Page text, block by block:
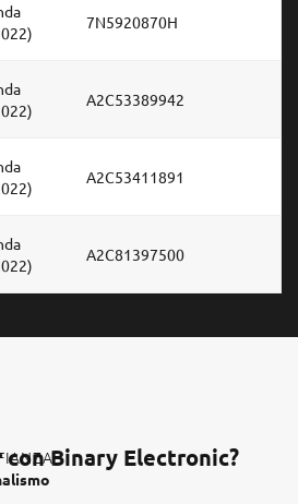
7N5920870H
A2C53389942
A2C53411891
A2C81397500
con Binary Electronic?